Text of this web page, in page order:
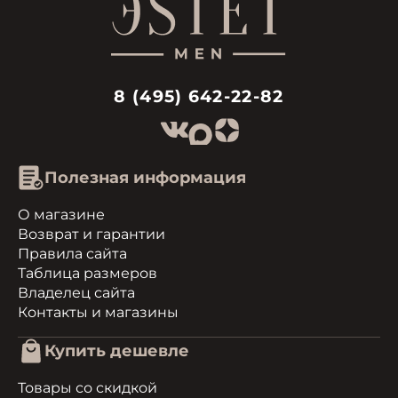
8 (495) 642-22-82
Полезная информация
О магазине
Возврат и гарантии
Правила сайта
Таблица размеров
Владелец сайта
Контакты и магазины
Купить дешевле
Товары со скидкой